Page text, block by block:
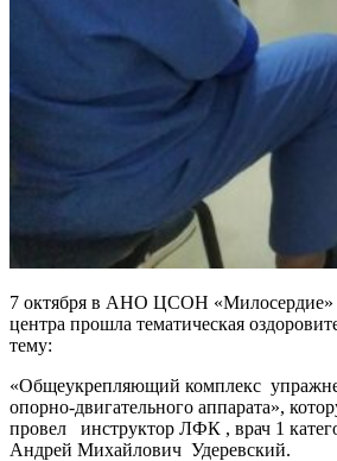
7 октября в АНО ЦСОН «Милосердие»
центра прошла тематическая
тему:
«Общеукрепляющий комплекс
опорно-двигательного аппарата»,
провел инструктор ЛФК , врач 1
Андрей Михайлович Удеревский.